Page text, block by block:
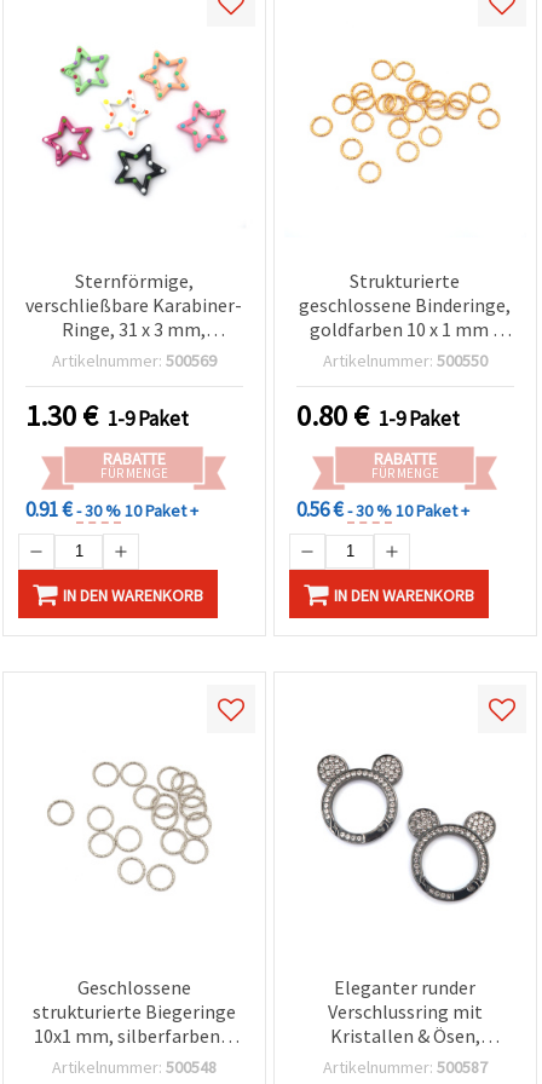
Sternförmige,
verschließbare Karabiner-
Ringe, 31 x 3 mm,
Innendurchmesser 16
Artikelnummer: 500569
1.30€ 1-9 Paket
RABATTE
FÜR MENGE
0.91 €- 30 %10 Paket +
IN DEN WARENKORB
Strukturierte
geschlossene Binderinge,
goldfarben 10 x 1 mm -
Packung mit 50 Stück
Artikelnummer: 500550
0.80€ 1-9 Paket
RABATTE
FÜR MENGE
0.56 €- 30 %10 Paket +
IN DEN WARENKORB
Geschlossene
strukturierte Biegeringe
10x1 mm, silberfarben –
50 Stück
Artikelnummer: 500548
Eleganter runder
Verschlussring mit
Kristallen & Ösen,
edelstahlfarben, 35x5
Artikelnummer: 500587